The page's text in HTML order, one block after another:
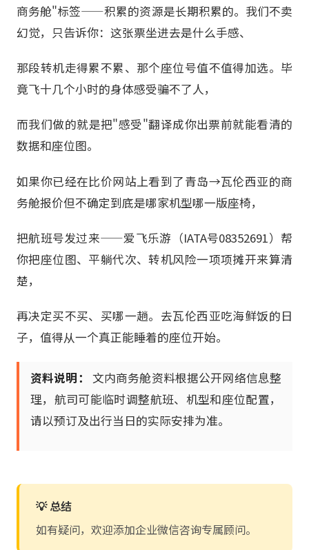
商务舱"标签——积累的资源是长期积累的。我们不卖
幻觉，只告诉你：这张票坐进去是什么手感、
那段转机走得累不累、那个座位号值不值得加选。毕
竟飞十几个小时的身体感受骗不了人，
而我们做的就是把"感受"翻译成你出票前就能看清的
数据和座位图。
如果你已经在比价网站上看到了青岛→瓦伦西亚的商
务舱报价但不确定到底是哪家机型哪一版座椅，
把航班号发过来——爱飞乐游（IATA号08352691）帮
你把座位图、平躺代次、转机风险一项项摊开来算清
楚，
再决定买不买、买哪一趟。去瓦伦西亚吃海鲜饭的日
子，值得从一个真正能睡着的座位开始。
资料说明：
文内商务舱资料根据公开网络信息整
理，航司可能临时调整航班、机型和座位配置，
请以预订及出行当日的实际安排为准。
💡 总结
如有疑问，欢迎添加企业微信咨询专属顾问。